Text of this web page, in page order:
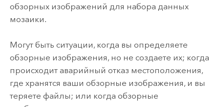
обзорных изображений для набора данных
мозаики.
Могут быть ситуации, когда вы определяете
обзорные изображения, но не создаете их; когда
происходит аварийный отказ местоположения,
где хранятся ваши обзорные изображения, и вы
теряете файлы; или когда обзорные